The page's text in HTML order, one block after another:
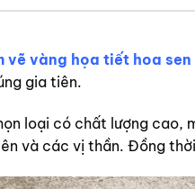
vẽ vàng họa tiết hoa sen
gia tiên.
loại có chất lượng
và các vị thần. Đồng